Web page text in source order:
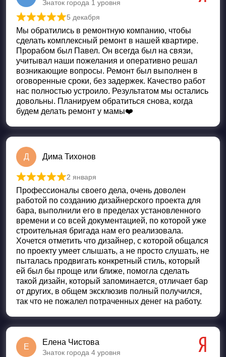
Знаток города 1 уровня
Оценка 5из 5
5 декабря
Мы обратились в ремонтную компанию, чтобы
сделать комплексный ремонт в нашей квартире.
Прорабом был Павел. Он всегда был на связи,
учитывал наши пожелания и оперативно решал
возникающие вопросы. Ремонт был выполнен в
оговоренные сроки, без задержек. Качество работ
нас полностью устроило. Результатом мы остались
довольны. Планируем обратиться снова, когда
будем делать ремонт у мамы❤️
Д Дима Тихонов
Оценка 5из 5
2 января
Профессионалы своего дела, очень доволен
работой по созданию дизайнерского проекта для
бара, выполнили его в пределах установленного
времени и со всей документацией, по которой уже
строительная бригада нам его реализовала.
Хочется отметить что дизайнер, с которой общался
по проекту умеет слышать, а не просто слушать, не
пыталась продвигать конкретный стиль, который
ей был бы проще или ближе, помогла сделать
такой дизайн, который запоминается, отличает бар
от других, в общем эксклюзив полный получился,
так что не пожалел потраченных денег на работу.
Е
Елена Чистова
Знаток города 4 уровня